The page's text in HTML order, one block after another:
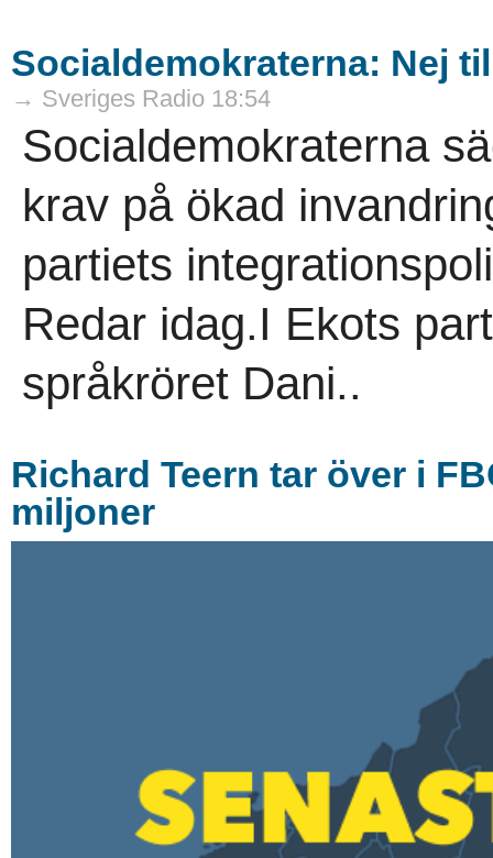
Socialdemokraterna: Nej
→ Sveriges Radio 18:54
Socialdemokraterna
krav på ökad
partiets
Redar idag.I Ekots
språkröret Dani..
Richard Teern tar över i
miljoner